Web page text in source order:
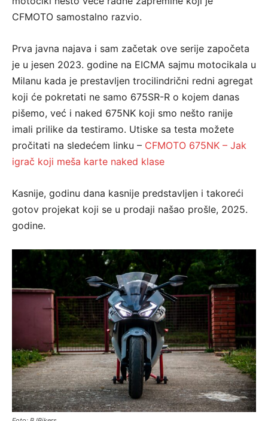
CFMOTO samostalno razvio.
Prva javna najava i sam začetak ove serije započeta
je u jesen 2023. godine na EICMA sajmu motocikala u
Milanu kada je prestavljen trocilindrični redni agregat
koji će pokretati ne samo 675SR-R o kojem danas
pišemo, već i naked 675NK koji smo nešto ranije
imali prilike da testiramo. Utiske sa testa možete
pročitati na sledećem linku – CFMOTO 675NK – Jak
igrač koji meša karte naked klase
Kasnije, godinu dana kasnije predstavljen i takoreći
gotov projekat koji se u prodaji našao prošle, 2025.
godine.